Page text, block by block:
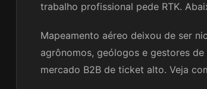
trabalho profissional pede RTK.
Mapeamento aéreo deixou de ser
agrônomos, geólogos e gestores
mercado B2B de ticket alto. Veja